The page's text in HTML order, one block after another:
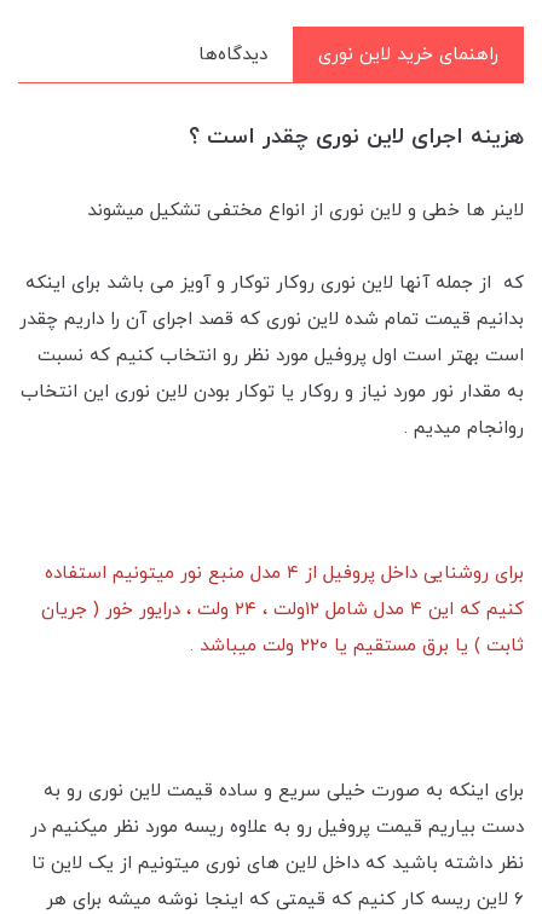
راهنمای خرید لاین نوری دیدگاه‌ها
هزینه اجرای لاین نوری چقدر است ؟
لاینر ها خطی و لاین نوری از انواع مختفی تشکیل میشوند
که از جمله آنها لاین نوری رو‌کار توکار و آویز می باشد برای اینکه
بدانیم قیمت تمام شده لاین نوری که قصد اجرای آن را داریم چقدر
است بهتر است اول پروفیل مورد نظر رو انتخاب کنیم که نسبت
به مقدار نور مورد نیاز و روکار یا توکار بودن لاین نوری این انتخاب
رو‌انجام میدیم .
برای روشنایی داخل پروفیل از ۴ مدل منبع نور میتونیم استفاده
کنیم که این ۴ مدل شامل ۱۲ولت ، ۲۴ ولت ، درایور خور ( جریان
ثابت ) یا برق مستقیم یا ۲۲۰ ولت میباشد .
برای اینکه به صورت خیلی سریع و ساده قیمت لاین نوری رو به
دست بیاریم قیمت پروفیل رو به علاوه ریسه مورد نظر میکنیم در
نظر داشته باشید که داخل لاین های نوری میتونیم از یک لاین تا
۶ لاین ریسه کار کنیم که قیمتی که اینجا نوشه میشه برای هر